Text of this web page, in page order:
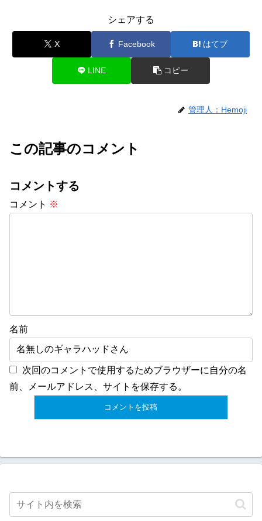
シェアする
X Facebook はてブ
LINE コピー
管理人：Hemoji
この記事のコメント
コメントする
コメント ※
名前
次回のコメントで使用するためブラウザーに自分の名
前、メールアドレス、サイトを保存する。